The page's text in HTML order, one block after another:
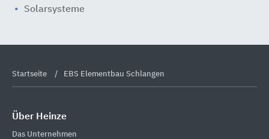
Solarsysteme
Startseite EBS Elementbau Schlangen
Über Heinze
Das Unternehmen